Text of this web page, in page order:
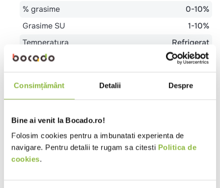
Consimțământ Detalii Despre
Bine ai venit la Bocado.ro!
Folosim cookies pentru a imbunatati experienta de
navigare. Pentru detalii te rugam sa citesti Politica de
cookies.
% grasime
0-10%
Grasime SU
1-10%
Temperatura
Refrigerat
Tara de origine
Romania
local
Cofetarie
Trattoria Unitate de cazare - mic dejun
Potrivit
pentru
Mic dejun Pranz Cina Meniu
festiv